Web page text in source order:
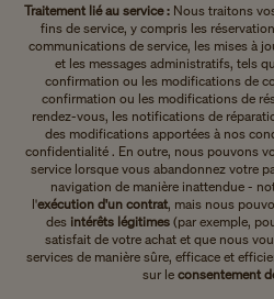
Traitement lié au service : Nous traitons
fins de service, y compris les
communications de service, les mises à
et les messages administratifs, tels
confirmation ou les modifications de
confirmation ou les modifications de
rendez-vous, les notifications de
des modifications apportées à nos
confidentialité . En outre, nous pouvons
service lorsque vous abandonnez votre
navigation de manière inattendue -
l'exécution d'un contrat, mais nous
des intérêts légitimes (par exemple,
satisfait de votre achat et que nous
services de manière sûre, efficace et
sur le consentement